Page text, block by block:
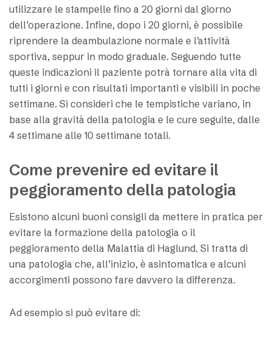
utilizzare le stampelle fino a 20 giorni dal giorno
dell’operazione. Infine, dopo i 20 giorni, è possibile
riprendere la deambulazione normale e l’attività
sportiva, seppur in modo graduale. Seguendo tutte
queste indicazioni il paziente potrà tornare alla vita di
tutti i giorni e con risultati importanti e visibili in poche
settimane. Si consideri che le tempistiche variano, in
base alla gravità della patologia e le cure seguite, dalle
4 settimane alle 10 settimane totali.
Come prevenire ed evitare il
peggioramento della patologia
Esistono alcuni buoni consigli da mettere in pratica per
evitare la formazione della patologia o il
peggioramento della Malattia di Haglund. Si tratta di
una patologia che, all’inizio, è asintomatica e alcuni
accorgimenti possono fare davvero la differenza.
Ad esempio si può evitare di: